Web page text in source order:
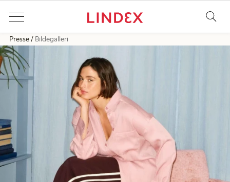
Presse Bildegalleri